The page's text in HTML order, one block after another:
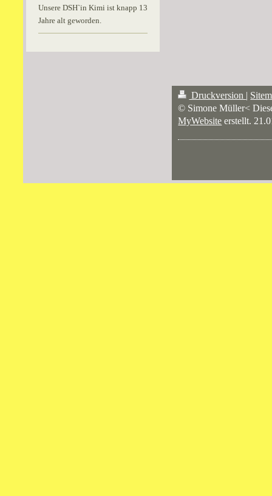
Unsere DSH`in Kimi ist knapp 13
Jahre alt geworden.
Druckversion |
© Simone Müller<
MyWebsite erstellt.